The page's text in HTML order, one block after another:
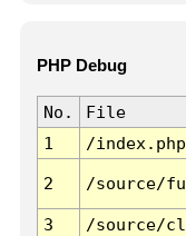
PHP Debug
No. File
1
/index.php
2 /source/
3 /source/